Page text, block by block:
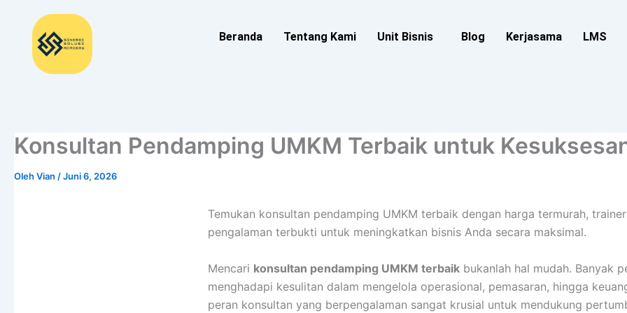
Beranda Tentang Kami Unit Bisnis Blog Kerjasama LMS
Konsultan Pendamping UMKM Terbaik untuk
OlehVian /Juni 6, 2026
Temukan konsultan pendamping UMKM terbaik dengan harga termurah,
pengalaman terbukti untuk meningkatkan bisnis Anda secara maksimal.
Mencari konsultan pendamping UMKM terbaik bukanlah hal mudah. Banyak
menghadapi kesulitan dalam mengelola operasional, pemasaran, hingga
peran konsultan yang berpengalaman sangat krusial untuk mendukung